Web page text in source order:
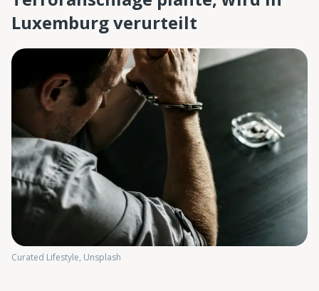
Luxemburg verurteilt
Curated Lifestyle, Unsplash